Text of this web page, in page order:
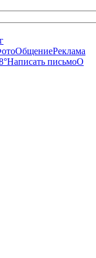
ОбщениеРеклама
Написать письмоО